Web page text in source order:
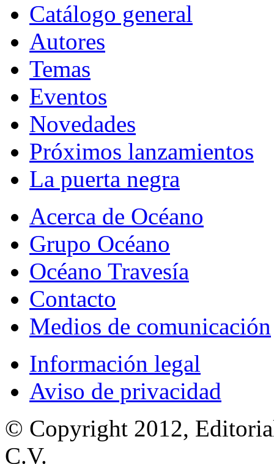
Catálogo general
Autores
Temas
Eventos
Novedades
Próximos lanzamientos
La puerta negra
Acerca de Océano
Grupo Océano
Océano Travesía
Contacto
Medios de comunicación
Información legal
Aviso de privacidad
© Copyright 2012,
C.V.